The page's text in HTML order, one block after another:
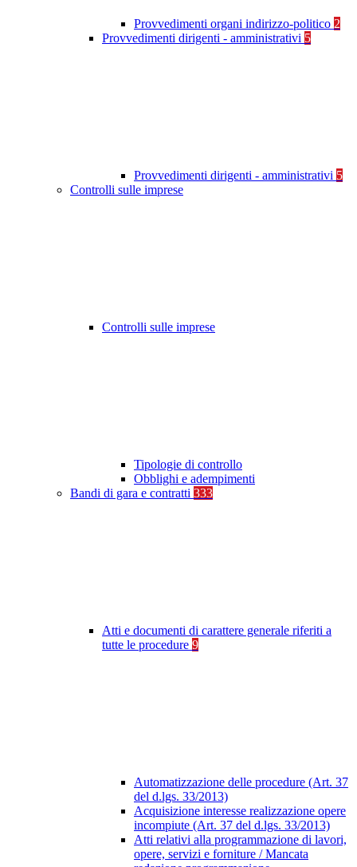
Provvedimenti organi indirizzo-politico 2
Provvedimenti dirigenti - amministrativi 5
Provvedimenti dirigenti - amministrativi 5
Controlli sulle imprese
Controlli sulle imprese
Tipologie di controllo
Obblighi e adempimenti
Bandi di gara e contratti 333
Atti e documenti di carattere generale riferiti a
tutte le procedure 9
Automatizzazione delle procedure (Art. 37
del d.lgs. 33/2013)
Acquisizione interesse realizzazione opere
incompiute (Art. 37 del d.lgs. 33/2013)
Atti relativi alla programmazione di lavori,
opere, servizi e forniture / Mancata